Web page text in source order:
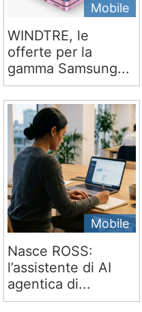
Mobile
WINDTRE, le
offerte per la
gamma Samsung...
Mobile
Nasce ROSS:
l’assistente di AI
agentica di...